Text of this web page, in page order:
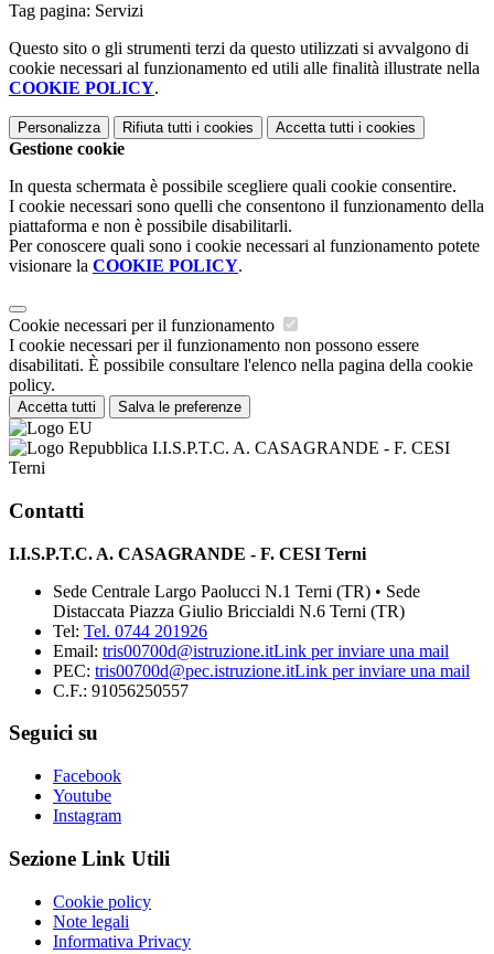
Tag pagina: Servizi
Questo sito o gli strumenti terzi da questo utilizzati si avvalgono di
cookie necessari al funzionamento ed utili alle finalità illustrate nella
COOKIE POLICY.
Personalizza Rifiuta tutti i cookies Accetta tutti i cookies
Gestione cookie
In questa schermata è possibile scegliere quali cookie consentire.
I cookie necessari sono quelli che consentono il funzionamento della
piattaforma e non è possibile disabilitarli.
Per conoscere quali sono i cookie necessari al funzionamento potete
visionare la COOKIE POLICY.
Cookie necessari per il funzionamento
I cookie necessari per il funzionamento non possono essere
disabilitati. È possibile consultare l'elenco nella pagina della cookie
policy.
Accetta tutti Salva le preferenze
I.I.S.P.T.C. A. CASAGRANDE - F. CESI
Terni
Contatti
I.I.S.P.T.C. A. CASAGRANDE - F. CESI Terni
Sede Centrale Largo Paolucci N.1 Terni (TR) • Sede
Distaccata Piazza Giulio Briccialdi N.6 Terni (TR)
Tel: Tel. 0744 201926
Email: tris00700d@istruzione.itLink per inviare una mail
PEC: tris00700d@pec.istruzione.itLink per inviare una mail
C.F.: 91056250557
Seguici su
Facebook
Youtube
Instagram
Sezione Link Utili
Cookie policy
Note legali
Informativa Privacy